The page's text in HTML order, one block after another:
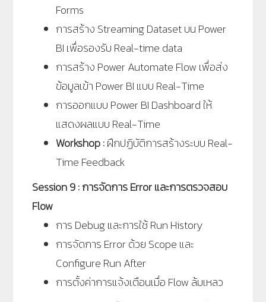
Forms
การสร้าง Streaming Dataset บน Power
BI เพื่อรองรับ Real-time data
การสร้าง Power Automate Flow เพื่อส่ง
ข้อมูลเข้า Power BI แบบ Real-Time
การออกแบบ Power BI Dashboard ให้
แสดงผลแบบ Real-Time
Workshop :ฝึกปฏิบัติการสร้างระบบ Real-
Time Feedback
Session 9 : การจัดการ Error และการตรวจสอบ
Flow
การ Debug และการใช้ Run History
การจัดการ Error ด้วย Scope และ
Configure Run After
การตั้งค่าการแจ้งเตือนเมื่อ Flow ล้มเหลว